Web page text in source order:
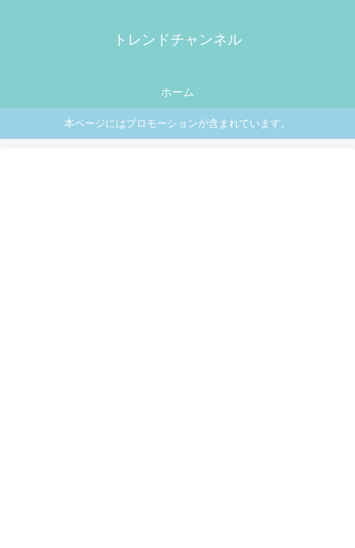
トレンドチャンネル
ホーム
本ページにはプロモーションが含まれています。